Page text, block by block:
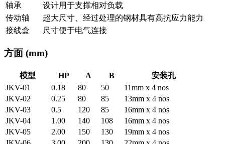
轴承
设计用于支撑相对负载
传动轴
超大尺寸、经过处理的钢材具有高抗应力能力
接线盒
尺寸便于电气连接
方面 (mm)
模型 HP A B
安装孔
JKV-01
0.18 80 50
11mm x 4 nos
JKV-02
0.25 80 85
13mm x 4 nos
JKV-03
0.5 120 85
16mm x 4 nos
JKV-04
1.00 140 108
16mm x 4 nos
JKV-05
2.00 150 130
19mm x 4 nos